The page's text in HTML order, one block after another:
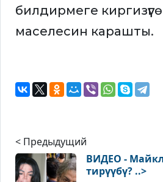
билдирмеге киргизүүгө
маселесин карашты.
< Предыдущий
ВИДЕО -
тирүүбү? ..>